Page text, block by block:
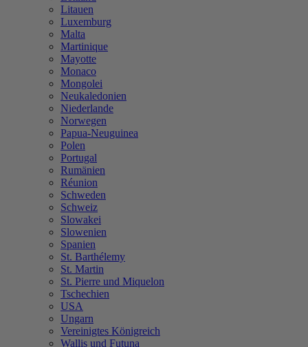
Litauen
Luxemburg
Malta
Martinique
Mayotte
Monaco
Mongolei
Neukaledonien
Niederlande
Norwegen
Papua-Neuguinea
Polen
Portugal
Rumänien
Réunion
Schweden
Schweiz
Slowakei
Slowenien
Spanien
St. Barthélemy
St. Martin
St. Pierre und Miquelon
Tschechien
USA
Ungarn
Vereinigtes Königreich
Wallis und Futuna